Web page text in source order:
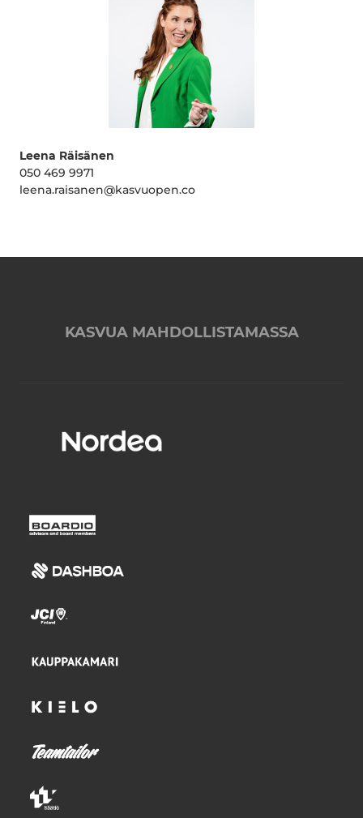
Leena Räisänen
050 469 9971
leena.raisanen@kasvuopen.co
KASVUA MAHDOLLISTAMASSA